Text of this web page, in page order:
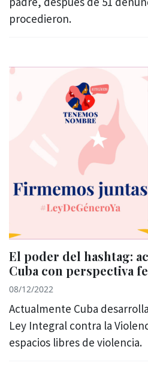
procedieron.
El poder del hashtag:
Cuba con perspectiva
08/12/2022
Actualmente Cuba
Ley Integral contra la
espacios libres de violencia.